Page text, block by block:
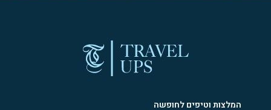
המלצות וטיפים לחופשה